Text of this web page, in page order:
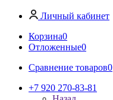
Личный кабинет
Корзина0
Отложенные0
Сравнение товаров0
+7 920 270-83-81